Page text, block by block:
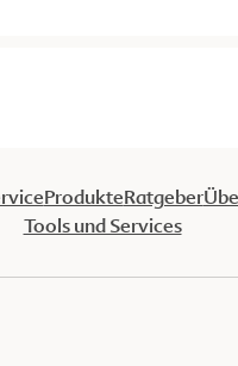
ProdukteRatgeber
Tools und Services